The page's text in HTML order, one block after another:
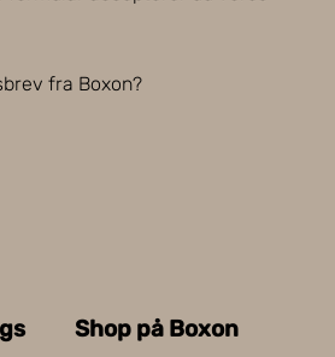
fra Boxon?
Shop på Boxon